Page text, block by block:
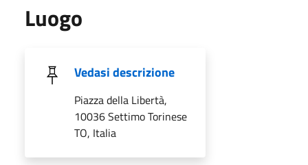
Luogo
Vedasi descrizione
Piazza della Libertà,
10036 Settimo Torinese
TO, Italia